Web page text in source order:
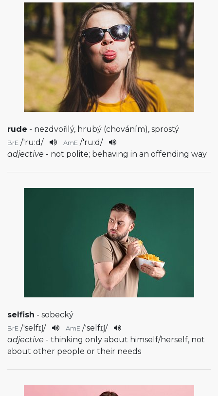
rude - nezdvořilý, hrubý (chováním), sprostý
BrE /'ru:d/ AmE /'ru:d/
adjective - not polite; behaving in an offending way
selfish - sobecký
BrE /'selfɪʃ/ AmE /'selfɪʃ/
adjective - thinking only about himself/herself, not
about other people or their needs